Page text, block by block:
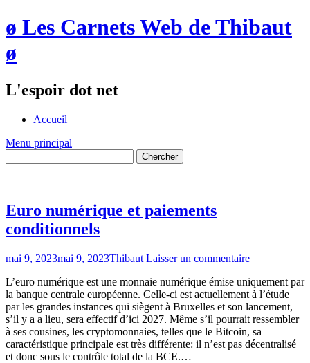
ø Les Carnets Web de Thibaut
ø
L'espoir dot net
Accueil
Menu principal
Euro numérique et paiements
conditionnels
mai 9, 2023mai 9, 2023Thibaut Laisser un commentaire
L’euro numérique est une monnaie numérique émise uniquement par
la banque centrale européenne. Celle-ci est actuellement à l’étude
par les grandes instances qui siègent à Bruxelles et son lancement,
s’il y a a lieu, sera effectif d’ici 2027. Même s’il pourrait ressembler
à ses cousines, les cryptomonnaies, telles que le Bitcoin, sa
caractéristique principale est très différente: il n’est pas décentralisé
et donc sous le contrôle total de la BCE.…